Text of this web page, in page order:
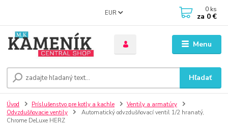
Menu
EUR
Hľadať
0 ks
za 0 €
Úvod Príslušenstvo pre kotly a kachle
Ventily a armatúry
Odvzdušňovacie ventily
Automatický odvzdušňovací ventil 1/2 hranatý,
Chrome DeLuxe HERZ